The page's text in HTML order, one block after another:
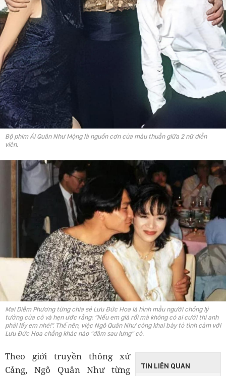
Bộ phim Ái Quân Như Mộng là nguồn cơn của mâu thuẫn giữa 2 nữ diễn
viên.
Mai Diễm Phương từng chia sẻ Lưu Đức Hoa là hình mẫu người chồng lý
tưởng của cô và hẹn ước rằng: “Nếu em già rồi mà không có ai cưới thì anh
phải lấy em nhé!”. Thế nên, việc Ngô Quân Như công khai bày tỏ tình cảm với
Lưu Đức Hoa chẳng khác nào "đâm sau lưng" cô.
TIN LIÊN QUAN
Theo giới truyền thông xứ
Cảng, Ngô Quân Như từng